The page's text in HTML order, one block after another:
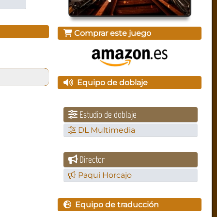
Comprar este juego
Equipo de doblaje
Estudio de doblaje
DL Multimedia
Director
Paqui Horcajo
Equipo de traducción